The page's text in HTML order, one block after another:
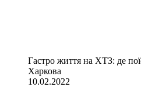
Гастро життя на ХТЗ: де
Харкова
10.02.2022